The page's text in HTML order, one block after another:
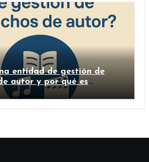
entidad de gestión de
autor y por qué es